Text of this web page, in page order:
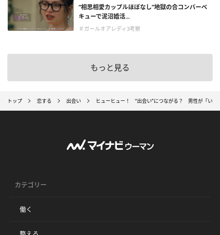
“相思相愛カップルほぼなし”地獄の合コンバーベ
キューで泥沼婚活...
＃ガールオアレディ3考察
もっと見る
トップ 恋する 出会い ヒューヒュー！ “出会い”につながる？ 男性が「いい
カテゴリー
働く